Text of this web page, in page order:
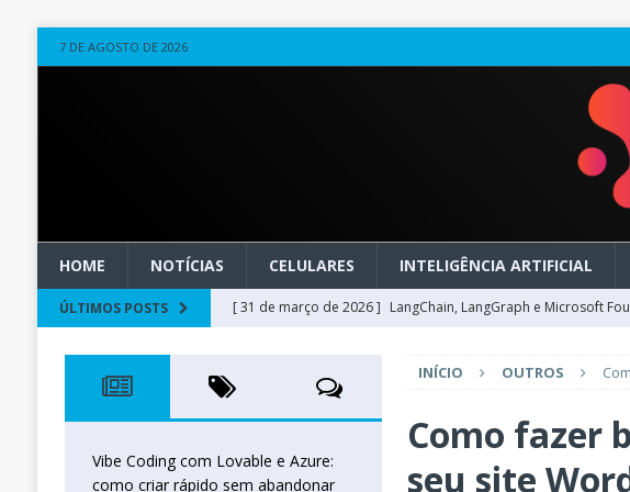
7 DE AGOSTO DE 2026
HOME NOTÍCIAS CELULARES INTELIGÊNCIA ARTIFICIAL
ÚLTIMOS POSTS [ 31 de março de 2026 ] LangChain, LangGraph e Microsoft
[ 20 de março de 2026 ]
Microsoft Foundry em GA: como
técnica
INTELIGÊNCIA ARTIFICIAL
[ 27 de fevereiro de 2026 ]
Voice Agents no Microsoft
INÍCIO OUTROS
Como fazer
seu site
Vibe Coding com Lovable e Azure:
como criar rápido sem abandonar